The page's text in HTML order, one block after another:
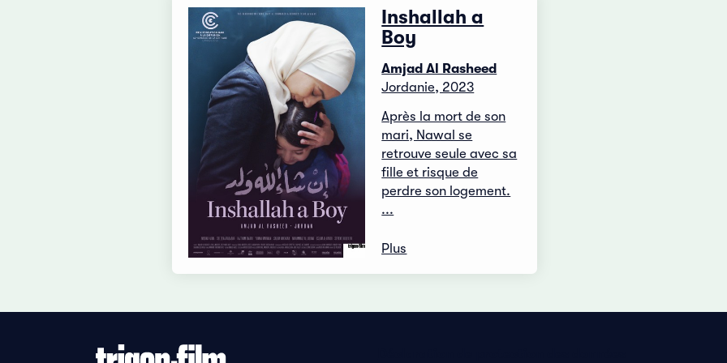
Inshallah a
Boy
Amjad Al Rasheed
Jordanie, 2023
Après la mort de son
mari, Nawal se
retrouve seule avec sa
fille et risque de
perdre son logement.
...
Plus